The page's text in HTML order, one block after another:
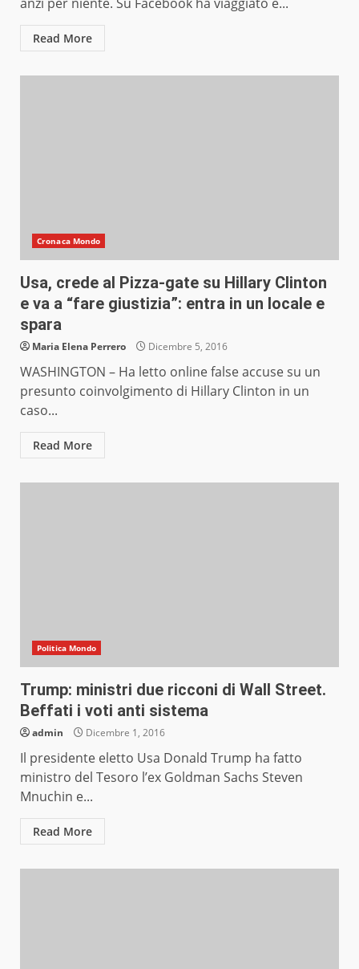
Read More
Cronaca Mondo
Usa, crede al Pizza-gate su Hillary Clinton
e va a “fare giustizia”: entra in un locale e
spara
Maria Elena Perrero Dicembre 5, 2016
WASHINGTON – Ha letto online false accuse su un
presunto coinvolgimento di Hillary Clinton in un
caso...
Read More
Politica Mondo
Trump: ministri due ricconi di Wall Street.
Beffati i voti anti sistema
admin Dicembre 1, 2016
Il presidente eletto Usa Donald Trump ha fatto
ministro del Tesoro l’ex Goldman Sachs Steven
Mnuchin e...
Read More